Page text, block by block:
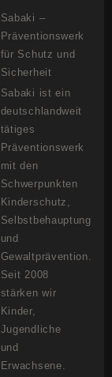
Sabaki –
Präventionswerk
für Schutz und
Sicherheit
Sabaki ist ein
deutschlandweit
tätiges
Präventionswerk
mit den
Schwerpunkten
Kinderschutz,
Selbstbehauptung
und
Gewaltprävention.
Seit 2008
stärken wir
Kinder,
Jugendliche
und
Erwachsene.